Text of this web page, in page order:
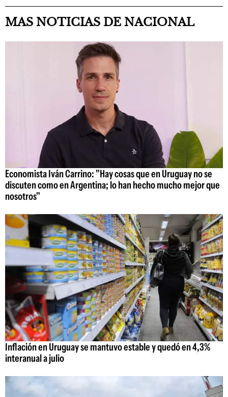
MAS NOTICIAS DE NACIONAL
Economista Iván Carrino: "Hay cosas que en Uruguay no se
discuten como en Argentina; lo han hecho mucho mejor que
nosotros"
Inflación en Uruguay se mantuvo estable y quedó en 4,3%
interanual a julio